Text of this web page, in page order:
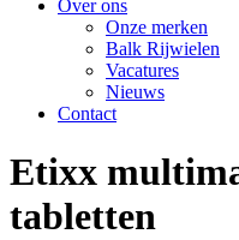
Over ons
Onze merken
Balk Rijwielen
Vacatures
Nieuws
Contact
Etixx
tabletten